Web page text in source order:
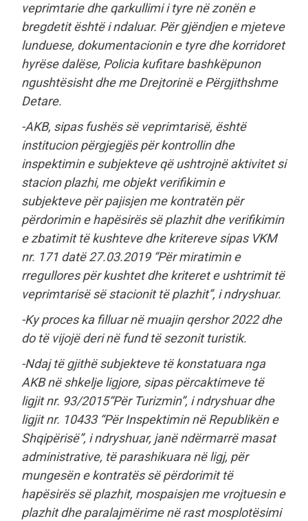
veprimtarie dhe qarkullimi i tyre në zonën e
bregdetit është i ndaluar. Për gjëndjen e mjeteve
lunduese, dokumentacionin e tyre dhe korridoret
hyrëse dalëse, Policia kufitare bashkëpunon
ngushtësisht dhe me Drejtorinë e Përgjithshme
Detare.
-AKB, sipas fushës së veprimtarisë, është
institucion përgjegjës për kontrollin dhe
inspektimin e subjekteve që ushtrojnë aktivitet si
stacion plazhi, me objekt verifikimin e
subjekteve për pajisjen me kontratën për
përdorimin e hapësirës së plazhit dhe verifikimin
e zbatimit të kushteve dhe kritereve sipas VKM
nr. 171 datë 27.03.2019 “Për miratimin e
rregullores për kushtet dhe kriteret e ushtrimit të
veprimtarisë së stacionit të plazhit”, i ndryshuar.
-Ky proces ka filluar në muajin qershor 2022 dhe
do të vijojë deri në fund të sezonit turistik.
-Ndaj të gjithë subjekteve të konstatuara nga
AKB në shkelje ligjore, sipas përcaktimeve të
ligjit nr. 93/2015“Për Turizmin”, i ndryshuar dhe
ligjit nr. 10433 “Për Inspektimin në Republikën e
Shqipërisë”, i ndryshuar, janë ndërmarrë masat
administrative, të parashikuara në ligj, për
mungesën e kontratës së përdorimit të
hapësirës së plazhit, mospaisjen me vrojtuesin e
plazhit dhe paralajmërime në rast mosplotësimi